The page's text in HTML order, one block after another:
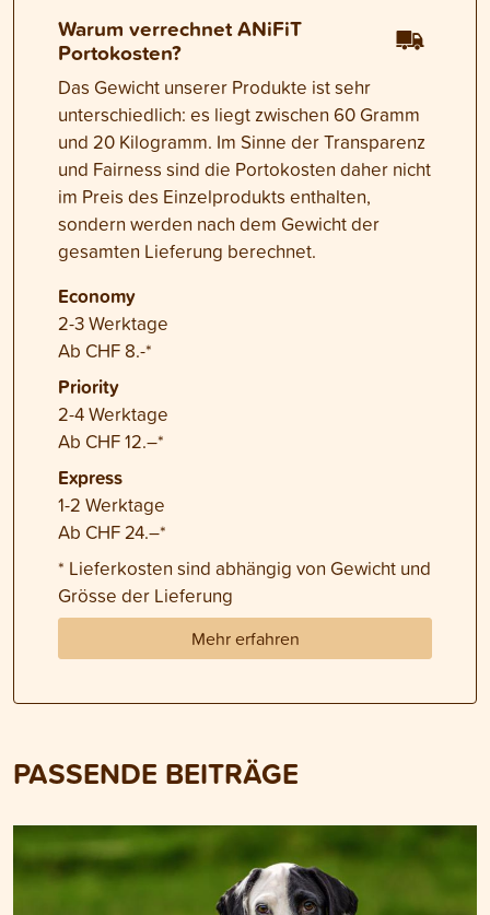
Warum verrechnet ANiFiT
Portokosten?
Das Gewicht unserer Produkte ist sehr
unterschiedlich: es liegt zwischen 60 Gramm
und 20 Kilogramm. Im Sinne der Transparenz
und Fairness sind die Portokosten daher nicht
im Preis des Einzelprodukts enthalten,
sondern werden nach dem Gewicht der
gesamten Lieferung berechnet.
Economy
2-3 Werktage
Ab CHF 8.-*
Priority
2-4 Werktage
Ab CHF 12.–*
Express
1-2 Werktage
Ab CHF 24.–*
* Lieferkosten sind abhängig von Gewicht und
Grösse der Lieferung
Mehr erfahren
PASSENDE BEITRÄGE